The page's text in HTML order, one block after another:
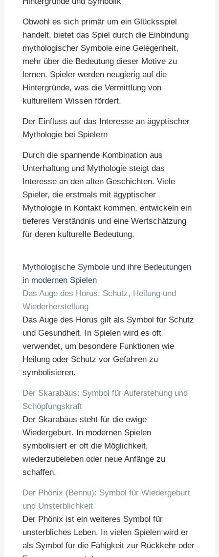
Obwohl es sich primär um ein Glücksspiel
handelt, bietet das Spiel durch die Einbindung
mythologischer Symbole eine Gelegenheit,
mehr über die Bedeutung dieser Motive zu
lernen. Spieler werden neugierig auf die
Hintergründe, was die Vermittlung von
kulturellem Wissen fördert.
Der Einfluss auf das Interesse an ägyptischer
Mythologie bei Spielern
Durch die spannende Kombination aus
Unterhaltung und Mythologie steigt das
Interesse an den alten Geschichten. Viele
Spieler, die erstmals mit ägyptischer
Mythologie in Kontakt kommen, entwickeln ein
tieferes Verständnis und eine Wertschätzung
für deren kulturelle Bedeutung.
Mythologische Symbole und ihre Bedeutungen
in modernen Spielen
Das Auge des Horus: Schutz, Heilung und
Wiederherstellung
Das Auge des Horus gilt als Symbol für Schutz
und Gesundheit. In Spielen wird es oft
verwendet, um besondere Funktionen wie
Heilung oder Schutz vor Gefahren zu
symbolisieren.
Der Skarabäus: Symbol für Auferstehung und
Schöpfungskraft
Der Skarabäus steht für die ewige
Wiedergeburt. In modernen Spielen
symbolisiert er oft die Möglichkeit,
wiederzubeleben oder neue Anfänge zu
schaffen.
Der Phönix (Bennu): Symbol für Wiedergeburt
und Unsterblichkeit
Der Phönix ist ein weiteres Symbol für
unsterbliches Leben. In vielen Spielen wird er
als Symbol für die Fähigkeit zur Rückkehr oder